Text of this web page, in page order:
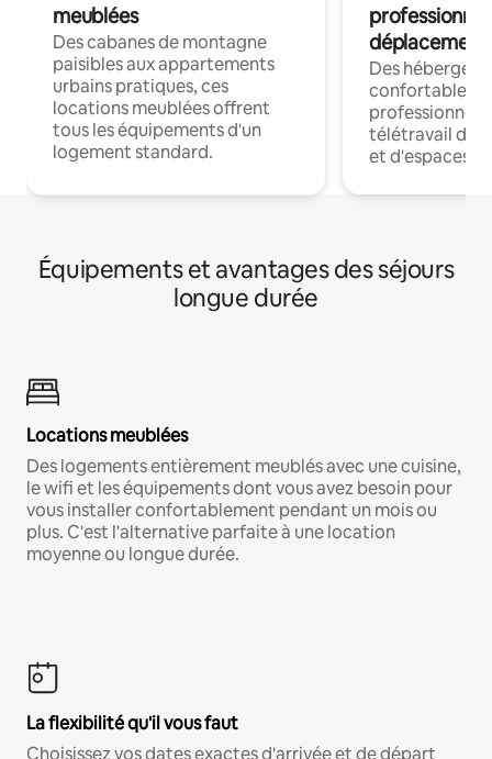
meublées
Des cabanes de montagne
paisibles aux appartements
urbains pratiques, ces
locations meublées offrent
tous les équipements d'un
logement standard.
déplacement
Des
confortables
professionnels
télétravail
et d'espaces
Équipements et avantages des séjours
longue durée
Locations meublées
Des logements entièrement meublés avec une cuisine,
le wifi et les équipements dont vous avez besoin pour
vous installer confortablement pendant un mois ou
plus. C'est l'alternative parfaite à une location
moyenne ou longue durée.
La flexibilité qu'il vous faut
Choisissez vos dates exactes d'arrivée et de départ